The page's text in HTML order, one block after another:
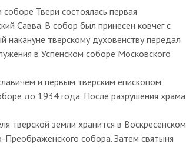
Твери состоялась первая
Савва. В собор был принесен ковчег с
накануне тверскому духовенству передал
в Успенском соборе Московского
и первым тверским епископом
до 1934 года. После разрушения храма
тверской земли хранится в Воскресенском
собора. Затем святыня